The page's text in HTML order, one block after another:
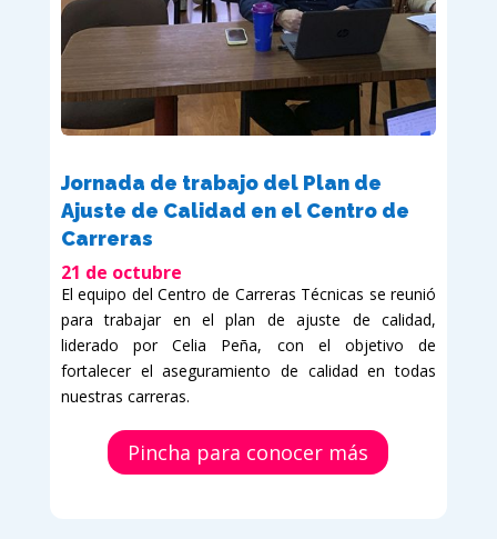
Jornada de trabajo del Plan de
Ajuste de Calidad en el Centro de
Carreras
21 de octubre
El equipo del Centro de Carreras Técnicas se reunió
para trabajar en el plan de ajuste de calidad,
liderado por Celia Peña, con el objetivo de
fortalecer el aseguramiento de calidad en todas
nuestras carreras.
Pincha para conocer más